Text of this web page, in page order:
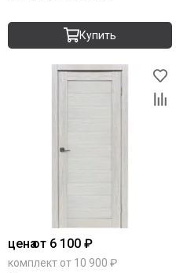
Купить
ценаот 6 100 ₽
комплект от 10 900 ₽